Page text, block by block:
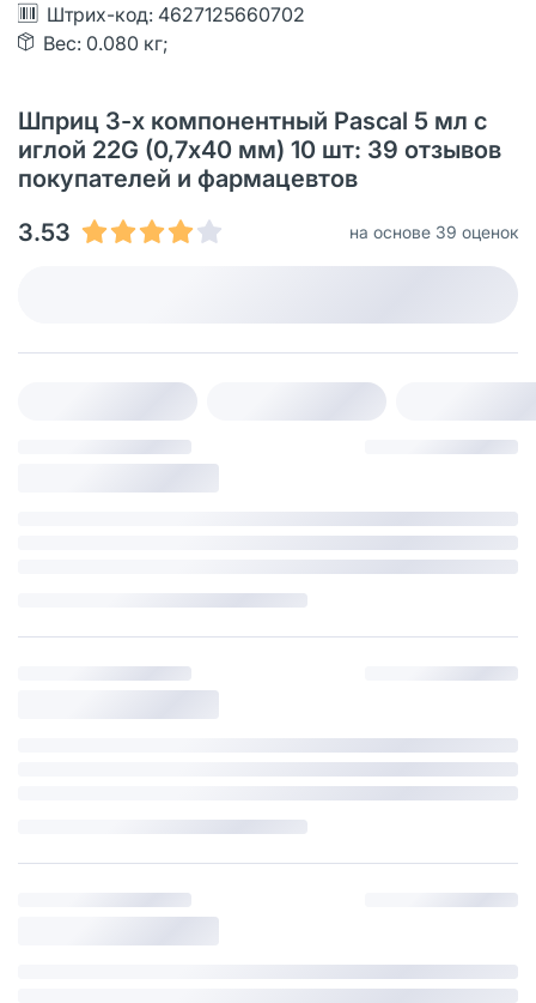
Штрих-код: 4627125660702
Вес: 0.080 кг;
Шприц 3-х компонентный Pascal 5 мл с
иглой 22G (0,7х40 мм) 10 шт: 39 отзывов
покупателей и фармацевтов
3.53
на основе 39 оценок